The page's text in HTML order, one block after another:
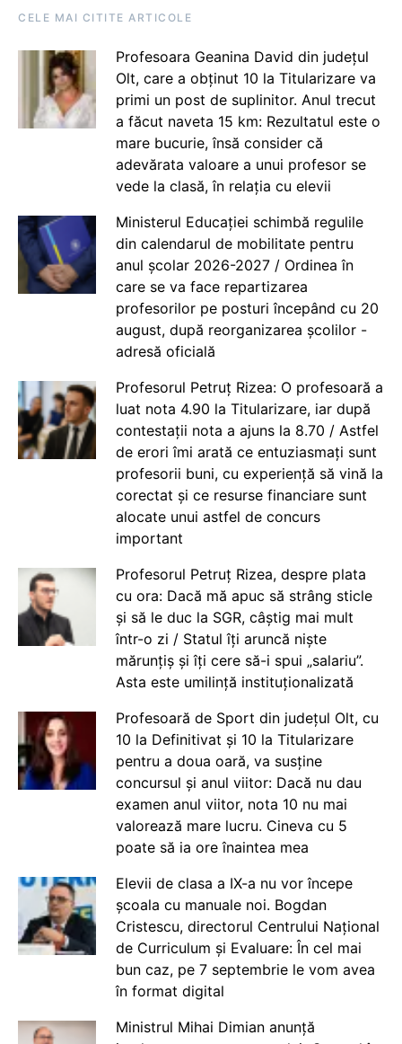
CELE MAI CITITE ARTICOLE
Profesoara Geanina David din județul
Olt, care a obținut 10 la Titularizare va
primi un post de suplinitor. Anul trecut
a făcut naveta 15 km: Rezultatul este o
mare bucurie, însă consider că
adevărata valoare a unui profesor se
vede la clasă, în relația cu elevii
Ministerul Educației schimbă regulile
din calendarul de mobilitate pentru
anul școlar 2026-2027 / Ordinea în
care se va face repartizarea
profesorilor pe posturi începând cu 20
august, după reorganizarea școlilor -
adresă oficială
Profesorul Petruț Rizea: O profesoară a
luat nota 4.90 la Titularizare, iar după
contestații nota a ajuns la 8.70 / Astfel
de erori îmi arată ce entuziasmați sunt
profesorii buni, cu experiență să vină la
corectat și ce resurse financiare sunt
alocate unui astfel de concurs
important
Profesorul Petruț Rizea, despre plata
cu ora: Dacă mă apuc să strâng sticle
și să le duc la SGR, câștig mai mult
într-o zi / Statul îți aruncă niște
mărunțiș și îți cere să-i spui „salariu”.
Asta este umilință instituționalizată
Profesoară de Sport din județul Olt, cu
10 la Definitivat și 10 la Titularizare
pentru a doua oară, va susține
concursul și anul viitor: Dacă nu dau
examen anul viitor, nota 10 nu mai
valorează mare lucru. Cineva cu 5
poate să ia ore înaintea mea
Elevii de clasa a IX-a nu vor începe
școala cu manuale noi. Bogdan
Cristescu, directorul Centrului Național
de Curriculum și Evaluare: În cel mai
bun caz, pe 7 septembrie le vom avea
în format digital
Ministrul Mihai Dimian anunță